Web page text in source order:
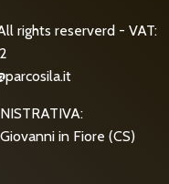
rights reserverd - VAT:
in Fiore (CS)